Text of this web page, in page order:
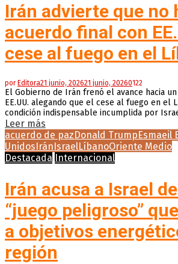
Irán advierte que no
acuerdo final con
cese al fuego en el
por Editora21 junio, 202621 junio, 20260122
El Gobierno de Irán frenó el avance hacia
EE.UU. alegando que el cese al fuego en el
condición indispensable incumplida por
Leer más
acuerdo de paz Donald Trump Esmaeil
Unidos Irán IsraelLíbanoOriente Medio
Destacada Internacional
Irán acusa a Israel
“juego peligroso”
a objetivos
región